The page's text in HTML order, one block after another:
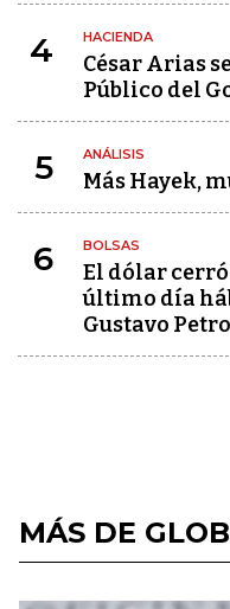
4 HACIENDA
César Arias
Público del
5 ANÁLISIS
Más Hayek,
6 BOLSAS
El dólar cerró
último día
Gustavo Petro
MÁS DE